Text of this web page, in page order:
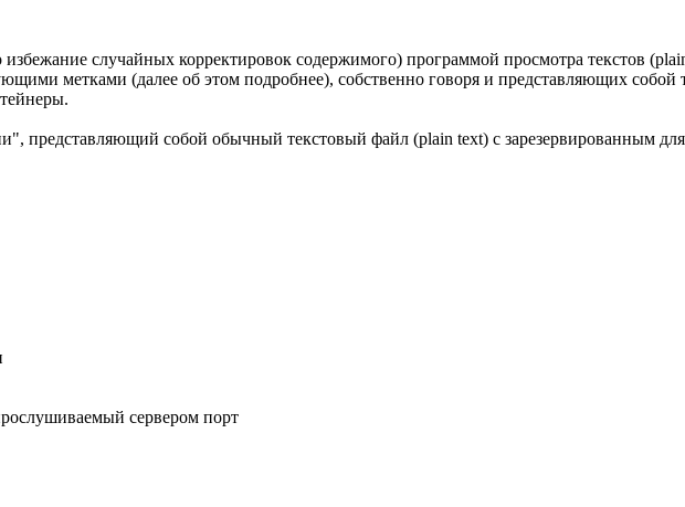
случайных корректировок содержимого) программой просмотра текстов
метками (далее об этом подробнее), собственно говоря и представляющих
представляющий собой обычный текстовый файл (plain text) с зарезервированным
сервером порт